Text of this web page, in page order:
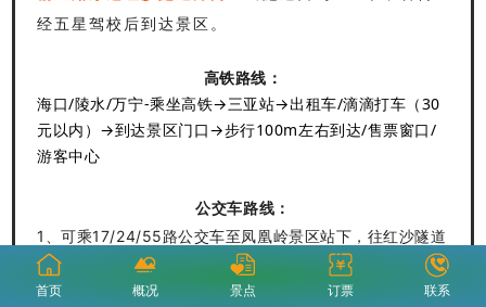
经五星驾校后到达景区。
高铁路线：
海口/陵水/万宁-乘坐高铁→三亚站→出租车/滴滴打车（30
元以内）→到达景区门口→步行100m左右到达/售票窗口/
游客中心
公交车路线：
1、可乘17/24/55路公交车至凤凰岭景区站下，往红沙隧道
口方向左侧步行300米即可到达景区。
2、可乘22路公交车至凤凰花苑小区站下，步行50米即可到
首页 概况 景点 订票 联系